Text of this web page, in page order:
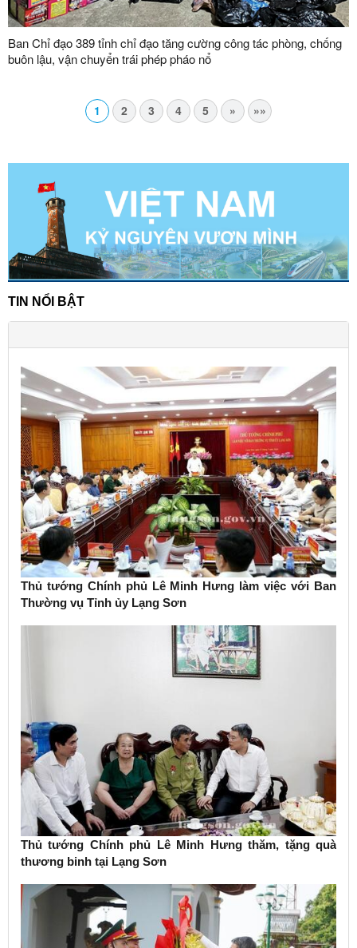
Ban Chỉ đạo 389 tỉnh chỉ đạo tăng cường công tác phòng, chống
buôn lậu, vận chuyển trái phép pháo nổ
1 2 3 4 5 » »»
TIN NỔI BẬT
Thủ tướng Chính phủ Lê Minh Hưng làm việc với Ban
Thường vụ Tỉnh ủy Lạng Sơn
Thủ tướng Chính phủ Lê Minh Hưng thăm, tặng quà
thương binh tại Lạng Sơn